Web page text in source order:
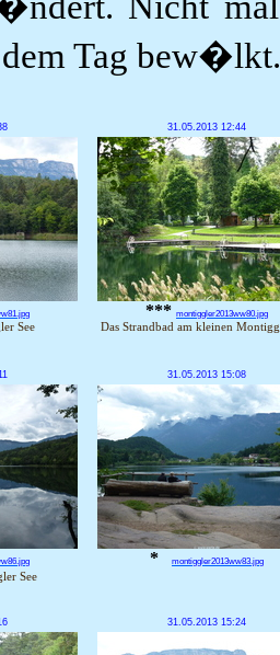
dem Tag bew�lkt.
See
31.05.2013 12:44
*** montiggler2013ww80.jpg
Das Strandbad am kleinen
See
31.05.2013 15:08
* montiggler2013ww83.jpg
31.05.2013 15:24